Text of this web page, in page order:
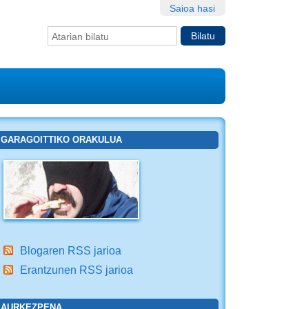
Saioa hasi
Bilatu atarian
GARAGOITTIKO ORAKULUA
Blogaren RSS jarioa
Erantzunen RSS jarioa